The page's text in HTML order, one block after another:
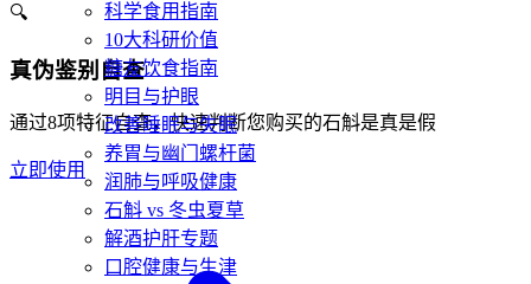
科学食用指南
10大科研价值
糖友饮食指南
明目与护眼
改善睡眠与失眠
养胃与幽门螺杆菌
润肺与呼吸健康
石斛 vs 冬虫夏草
解酒护肝专题
口腔健康与生津
🔍
真伪鉴别自查
通过8项特征自查，快速判断您购买的石斛是真是假
立即使用